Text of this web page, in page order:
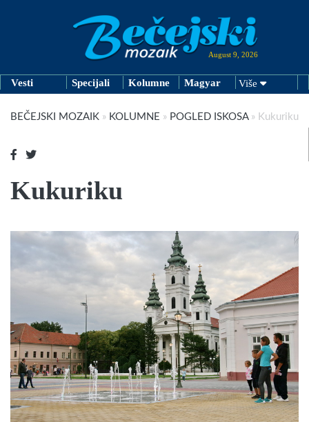
August 9, 2026
Vesti Specijali Kolumne Magyar Više
BEČEJSKI MOZAIK » KOLUMNE » POGLED ISKOSA» Kukuriku
Kukuriku